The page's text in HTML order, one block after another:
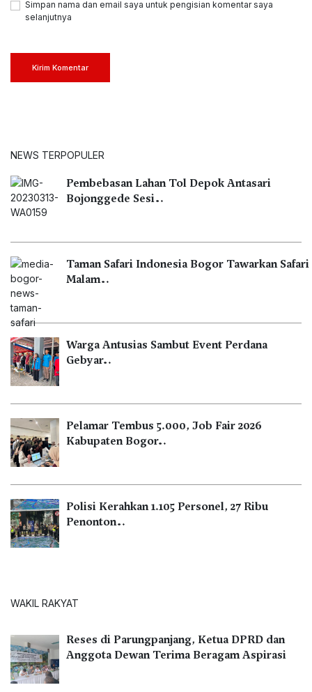
Simpan nama dan email saya untuk pengisian komentar saya
selanjutnya
Kirim Komentar
NEWS TERPOPULER
Pembebasan Lahan Tol Depok Antasari
Bojonggede Sesi…
Taman Safari Indonesia Bogor Tawarkan Safari
Malam…
Warga Antusias Sambut Event Perdana
Gebyar…
Pelamar Tembus 5.000, Job Fair 2026
Kabupaten Bogor…
Polisi Kerahkan 1.105 Personel, 27 Ribu
Penonton…
WAKIL RAKYAT
Reses di Parungpanjang, Ketua DPRD dan
Anggota Dewan Terima Beragam Aspirasi